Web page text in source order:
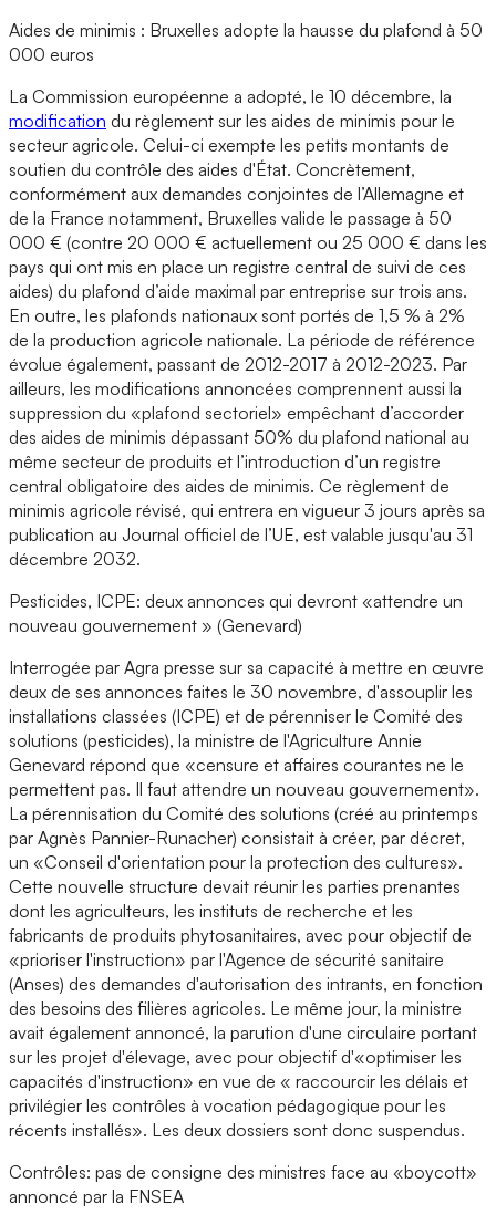
Aides de minimis : Bruxelles adopte la hausse du plafond à 50
000 euros
La Commission européenne a adopté, le 10 décembre, la
modification du règlement sur les aides de minimis pour le
secteur agricole. Celui-ci exempte les petits montants de
soutien du contrôle des aides d'État. Concrètement,
conformément aux demandes conjointes de l’Allemagne et
de la France notamment, Bruxelles valide le passage à 50
000 € (contre 20 000 € actuellement ou 25 000 € dans les
pays qui ont mis en place un registre central de suivi de ces
aides) du plafond d’aide maximal par entreprise sur trois ans.
En outre, les plafonds nationaux sont portés de 1,5 % à 2%
de la production agricole nationale. La période de référence
évolue également, passant de 2012-2017 à 2012-2023. Par
ailleurs, les modifications annoncées comprennent aussi la
suppression du «plafond sectoriel» empêchant d’accorder
des aides de minimis dépassant 50% du plafond national au
même secteur de produits et l’introduction d’un registre
central obligatoire des aides de minimis. Ce règlement de
minimis agricole révisé, qui entrera en vigueur 3 jours après sa
publication au Journal officiel de l’UE, est valable jusqu'au 31
décembre 2032.
Pesticides, ICPE: deux annonces qui devront «attendre un
nouveau gouvernement » (Genevard)
Interrogée par Agra presse sur sa capacité à mettre en œuvre
deux de ses annonces faites le 30 novembre, d'assouplir les
installations classées (ICPE) et de pérenniser le Comité des
solutions (pesticides), la ministre de l'Agriculture Annie
Genevard répond que «censure et affaires courantes ne le
permettent pas. Il faut attendre un nouveau gouvernement».
La pérennisation du Comité des solutions (créé au printemps
par Agnès Pannier-Runacher) consistait à créer, par décret,
un «Conseil d'orientation pour la protection des cultures».
Cette nouvelle structure devait réunir les parties prenantes
dont les agriculteurs, les instituts de recherche et les
fabricants de produits phytosanitaires, avec pour objectif de
«prioriser l'instruction» par l'Agence de sécurité sanitaire
(Anses) des demandes d'autorisation des intrants, en fonction
des besoins des filières agricoles. Le même jour, la ministre
avait également annoncé, la parution d'une circulaire portant
sur les projet d'élevage, avec pour objectif d'«optimiser les
capacités d'instruction» en vue de « raccourcir les délais et
privilégier les contrôles à vocation pédagogique pour les
récents installés». Les deux dossiers sont donc suspendus.
Contrôles: pas de consigne des ministres face au «boycott»
annoncé par la FNSEA